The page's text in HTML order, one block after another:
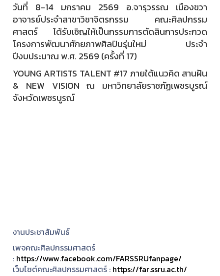
วันที่ 8-14 มกราคม 2569 อ.จารุวรรณ เมืองขวา
อาจารย์ประจำสาขาวิชาจิตรกรรม คณะศิลปกรรม
ศาสตร์ ได้รับเชิญให้เป็นกรรมการตัดสินการประกวด
โครงการพัฒนาศักยภาพศิลปินรุ่นใหม่ ประจำ
ปีงบประมาณ พ.ศ. 2569 (ครั้งที่ 17)
YOUNG ARTISTS TALENT #17 ภายใต้แนวคิด สานฝัน
& NEW VISION ณ มหาวิทยาลัยราชภัฏเพชรบูรณ์
จังหวัดเพชรบูรณ์
งานประชาสัมพันธ์
เพจคณะศิลปกรรมศาสตร์
: https://www.facebook.com/FARSSRUfanpage/
เว็บไซต์คณะศิลปกรรมศาสตร์ : https://far.ssru.ac.th/